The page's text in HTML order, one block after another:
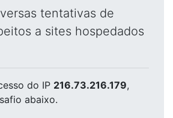
tentativas de
a sites hospedados
do IP 216.73.216.179,
abaixo.